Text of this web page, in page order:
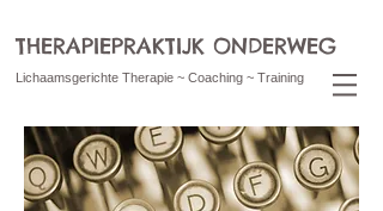
Lichaamsgerichte Therapie ~ Coaching ~ Training
THERAPIEPRAKTIJK ONDERWEG